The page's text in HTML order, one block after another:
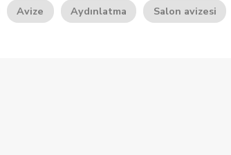
Avize Aydınlatma Salon avizesi